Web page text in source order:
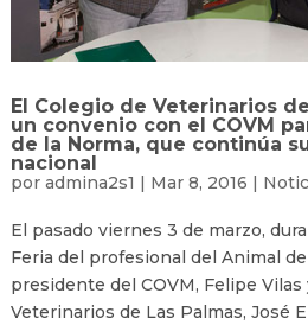
El Colegio de Veterinarios
un convenio con el COVM
de la Norma, que continúa
nacional
por admina2s1 | Mar 8, 2016 |
El pasado viernes 3 de marzo,
Feria del profesional del Animal
presidente del COVM, Felipe
Veterinarios de Las Palmas, José